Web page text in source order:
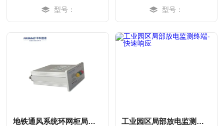
型号： 型号：
地铁通风系统环网柜局放监测-快速响应 工业园区局部放电监测终端-快速响应